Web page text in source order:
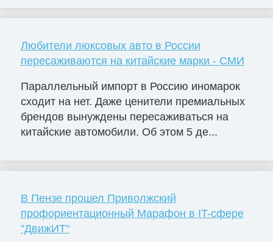
Любители люксовых авто в России
пересаживаются на китайские марки - СМИ
Параллельный импорт в Россию иномарок
сходит на нет. Даже ценители премиальных
брендов вынуждены пересаживаться на
китайские автомобили. Об этом 5 де...
В Пензе прошел Приволжский
профориентационный Марафон в IT-сфере
"ДвижИТ"